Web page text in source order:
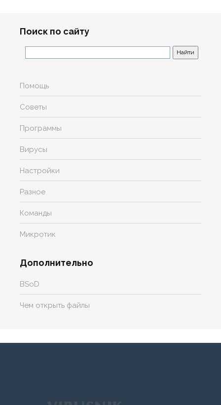
Поиск по сайту
Помощь
Советы
Программы
Вирусы
Настройки
Разное
Команды
Микротик
Дополнительно
BSoD
Чем открыть файлы